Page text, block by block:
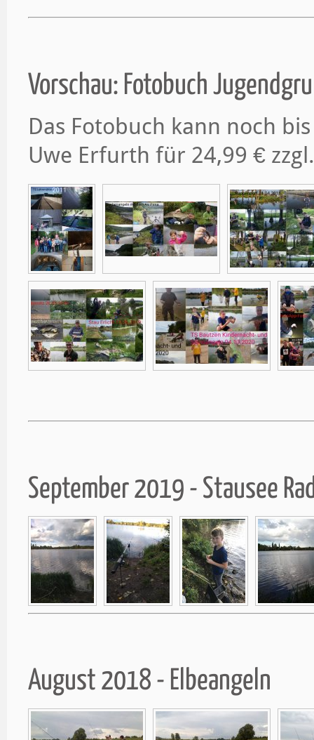
Vorschau: Fotobuch
Das Fotobuch kann noch
Uwe Erfurth für 24,99 €
September 2019 - Stausee
August 2018 - Elbeangeln